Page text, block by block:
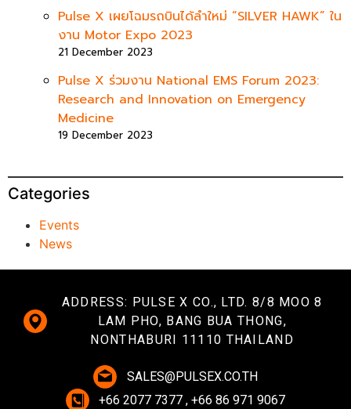
Pulse X เผยโฉมรถบินได้ลำใหม่ “SILVER HAWK” ใน
งาน Motor Expo 2023
21 December 2023
Pulse X ร่วมงาน National EMS Forum 2023:
Research and Innovation on Emergency
Medicine
19 December 2023
Categories
Events
News
ADDRESS: PULSE X CO., LTD. 8/8 MOO 8
LAM PHO, BANG BUA THONG,
NONTHABURI 11110 THAILAND
SALES@PULSEX.CO.TH
+66 2077 7377 , +66 86 971 9067